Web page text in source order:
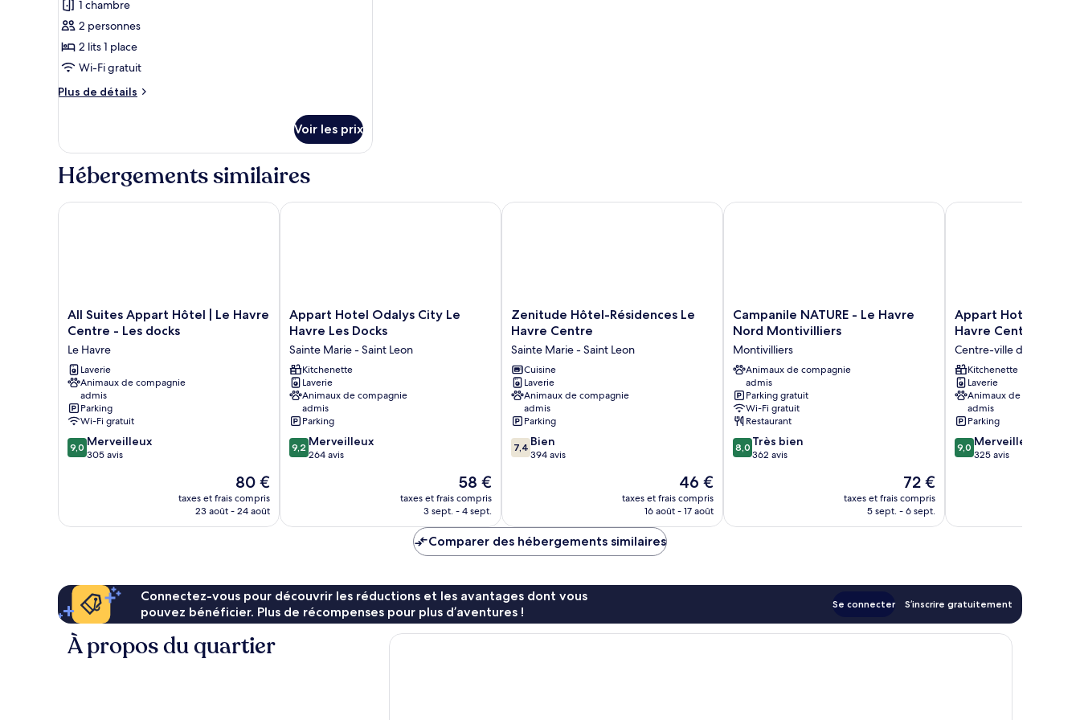
lit
une
place
photos
pour
ce
type
chambre :
2
lits
place
1 chambre
2 personnes
2 lits 1 place
Wi-Fi gratuit
Plus de détails
Plus
le
type
de
Appartement
Voir les prix
Hébergements similaires
All
Suites
Hôtel
|
Le
Havre
Centre
Les
docks
All Suites Appart Hôtel | Le Havre
Centre - Les docks
Le Havre
Laverie
Animaux de compagnie
admis
Parking
Wi-Fi gratuit
9.0
sur
9,0 Merveilleux
305 avis
Le
nouveau
prix
80 €
taxes et frais compris
23 août - 24 août
All Suites Appart Hôtel | Le Havre Centre - Les docks
Appart
Hotel
City
Le
Havre
Les
Docks
Sainte
Marie - Saint
Leon
Appart Hotel Odalys City Le
Havre Les Docks
Sainte Marie - Saint Leon
Kitchenette
Laverie
Animaux de compagnie
admis
Parking
9.2
sur
9,2 Merveilleux
264 avis
Le
nouveau
prix
de
58 €
58 €
taxes et frais compris
3 sept. - 4 sept.
Appart Hotel Odalys City Le Havre Les Docks
Zenitude
Hôtel-
Le
Havre
Centre
Sainte
Marie - Saint
Leon
Zenitude Hôtel-Résidences Le
Havre Centre
Sainte Marie - Saint Leon
Cuisine
Laverie
Animaux de compagnie
admis
Parking
7.4
sur
7,4 Bien
394 avis
Le
nouveau
prix
46 €
taxes et frais compris
16 août - 17 août
Zenitude Hôtel-Résidences Le Havre Centre
Campanile
NATURE
Le
Havre
Nord
Montivilliers
Montivilliers
Campanile NATURE - Le Havre
Nord Montivilliers
Montivilliers
Animaux de compagnie
admis
Parking gratuit
Wi-Fi gratuit
Restaurant
8.0
sur
8,0 Très bien
362 avis
Le
nouveau
prix
72 €
taxes et frais compris
5 sept. - 6 sept.
Campanile NATURE - Le Havre Nord Montivilliers
Appart
Hotel
City
Le
Havre
Centre
Centre-
ville
du
Havre
Appart Hotel
Havre Centre
Centre-ville du Havre
Kitchenette
Laverie
Animaux de compagnie
admis
Parking
9.0
sur
9,0 Merveilleux
325 avis
Appart Hotel Odalys
Comparer des hébergements similaires
Connectez-vous pour découvrir les réductions et les avantages dont vous
pouvez bénéficier. Plus de récompenses pour plus d’aventures !
Se connecter S’inscrire gratuitement
À propos du quartier